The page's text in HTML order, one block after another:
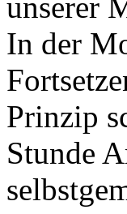
unserer
In der
Prinzip
Stunde